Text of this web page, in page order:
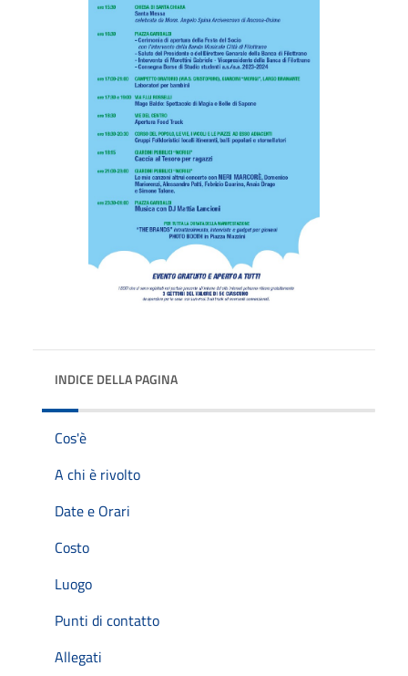
INDICE DELLA PAGINA
Cos'è
A chi è rivolto
Date e Orari
Costo
Luogo
Punti di contatto
Allegati